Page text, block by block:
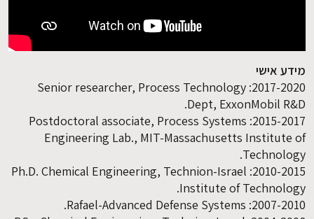
מידע אישי
2017-2020: Senior researcher, Process Technology
Dept, ExxonMobil R&D.
2015-2017: Postdoctoral associate, Process Systems
Engineering Lab., MIT-Massachusetts Institute of
Technology.
2010-2015: Ph.D. Chemical Engineering, Technion-Israel
Institute of Technology.
2007-2010: Rafael-Advanced Defense Systems.